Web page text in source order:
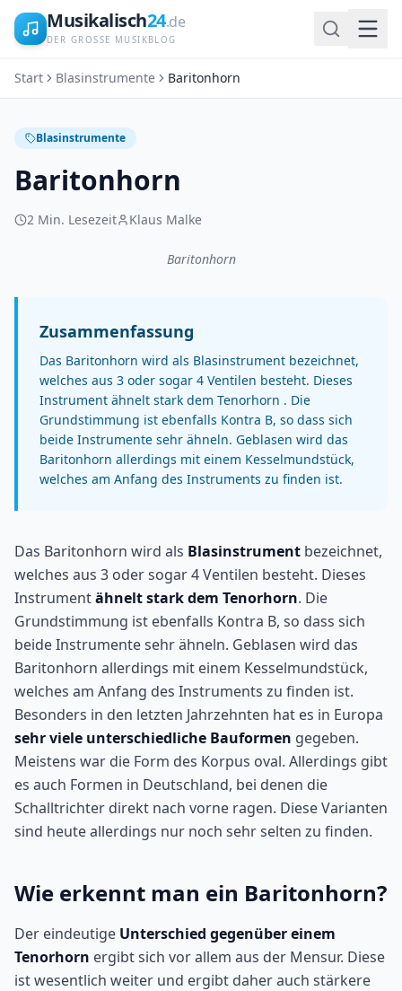
Musikalisch24.de
DER GROSSE MUSIKBLOG
Start Blasinstrumente Baritonhorn
Blasinstrumente
Baritonhorn
2 Min. Lesezeit Klaus Malke
Baritonhorn
Zusammenfassung
Das Baritonhorn wird als Blasinstrument bezeichnet,
welches aus 3 oder sogar 4 Ventilen besteht. Dieses
Instrument ähnelt stark dem Tenorhorn . Die
Grundstimmung ist ebenfalls Kontra B, so dass sich
beide Instrumente sehr ähneln. Geblasen wird das
Baritonhorn allerdings mit einem Kesselmundstück,
welches am Anfang des Instruments zu finden ist.
Das Baritonhorn wird als Blasinstrument bezeichnet,
welches aus 3 oder sogar 4 Ventilen besteht. Dieses
Instrumentähnelt stark dem Tenorhorn. Die
Grundstimmung ist ebenfalls Kontra B, so dass sich
beide Instrumente sehr ähneln. Geblasen wird das
Baritonhorn allerdings mit einem Kesselmundstück,
welches am Anfang des Instruments zu finden ist.
Besonders in den letzten Jahrzehnten hat es in Europa
sehr viele unterschiedliche Bauformen gegeben.
Meistens war die Form des Korpus oval. Allerdings gibt
es auch Formen in Deutschland, bei denen die
Schalltrichter direkt nach vorne ragen. Diese Varianten
sind heute allerdings nur noch sehr selten zu finden.
Wie erkennt man ein Baritonhorn?
Der eindeutige Unterschied gegenüber einem
Tenorhorn ergibt sich vor allem aus der Mensur. Diese
ist wesentlich weiter und ergibt daher auch stärkere